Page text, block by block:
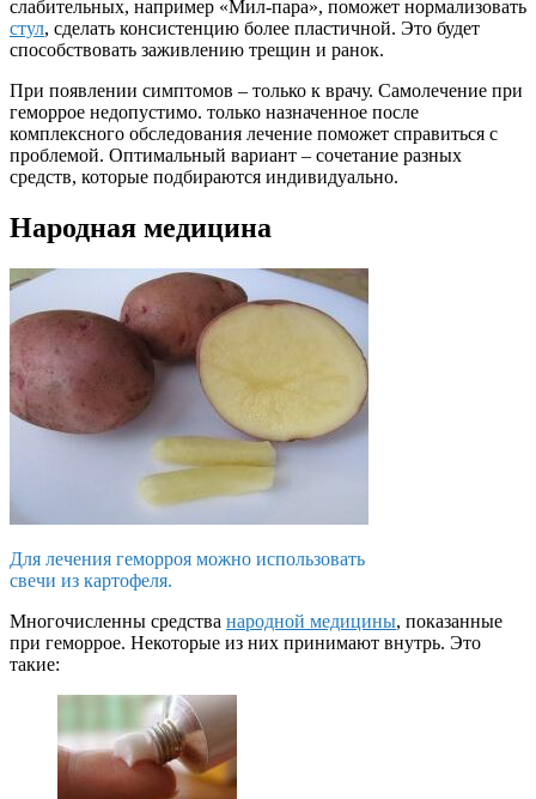
слабительных, например «Мил-пара», поможет нормализовать
стул, сделать консистенцию более пластичной. Это будет
способствовать заживлению трещин и ранок.
При появлении симптомов – только к врачу. Самолечение при
геморрое недопустимо. только назначенное после
комплексного обследования лечение поможет справиться с
проблемой. Оптимальный вариант – сочетание разных
средств, которые подбираются индивидуально.
Народная медицина
Для лечения геморроя можно использовать
свечи из картофеля.
Многочисленны средства народной медицины, показанные
при геморрое. Некоторые из них принимают внутрь. Это
такие: